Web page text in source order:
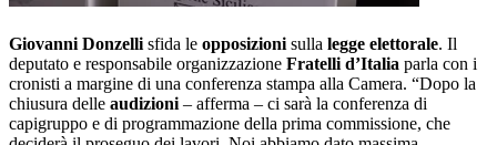
Giovanni Donzelli sfida le opposizioni sulla legge elettorale. Il
deputato e responsabile organizzazione Fratelli d’Italia parla con i
cronisti a margine di una conferenza stampa alla Camera. “Dopo la
chiusura delle audizioni – afferma – ci sarà la conferenza di
capigruppo e di programmazione della prima commissione, che